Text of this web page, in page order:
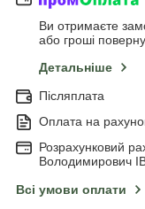
Ви отримаєте
або гроші
Детальніше
Післяплата
Оплата на
Розрахунковий
Володимирович
Всі умови оплати